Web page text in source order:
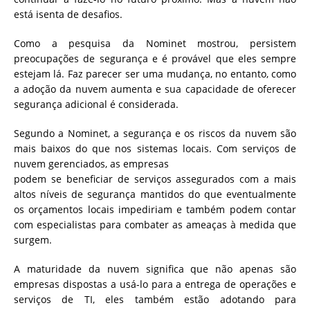
está isenta de desafios.
Como a pesquisa da Nominet mostrou, persistem
preocupações de segurança e é provável que eles sempre
estejam lá. Faz parecer ser uma mudança, no entanto, como
a adoção da nuvem aumenta e sua capacidade de oferecer
segurança adicional é considerada.
Segundo a Nominet, a segurança e os riscos da nuvem são
mais baixos do que nos sistemas locais. Com serviços de
nuvem gerenciados, as empresas
podem se beneficiar de serviços assegurados com a mais
altos níveis de segurança mantidos do que eventualmente
os orçamentos locais impediriam e também podem contar
com especialistas para combater as ameaças à medida que
surgem.
A maturidade da nuvem significa que não apenas são
empresas dispostas a usá-lo para a entrega de operações e
serviços de TI, eles também estão adotando para